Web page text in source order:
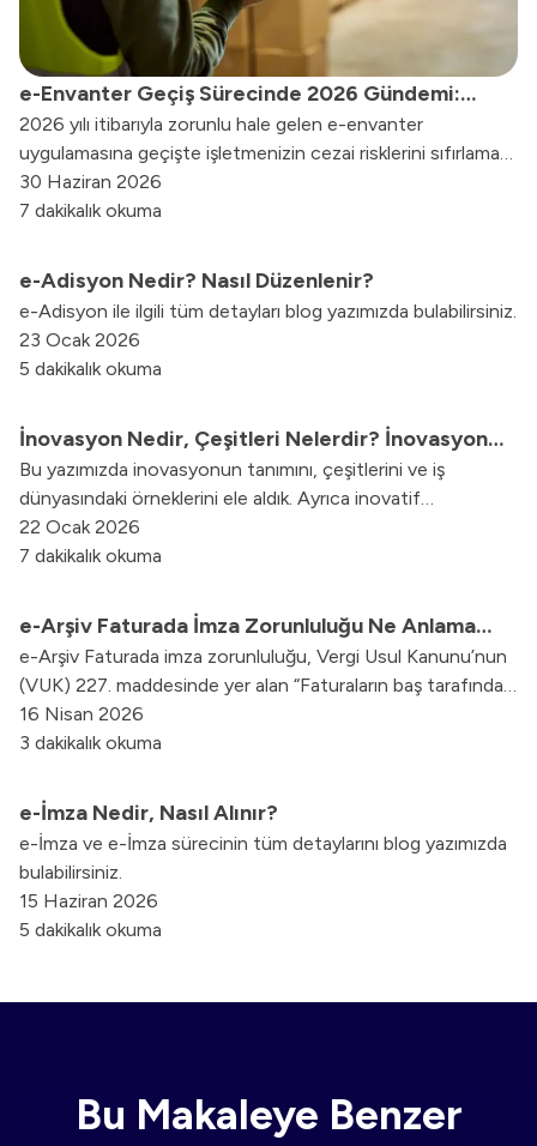
e-Envanter Geçiş Sürecinde 2026 Gündemi:
Kimler Risk Altında, Nereden Başlamalı?
2026 yılı itibarıyla zorunlu hale gelen e-envanter
uygulamasına geçişte işletmenizin cezai risklerini sıfırlamak
ve GİB entegrasyonunu eksiksiz tamamlamak için atmanız
gereken stratejik adımları inceleyin.
30 Haziran 2026
7 dakikalık okuma
e-Adisyon Nedir? Nasıl Düzenlenir?
e-Adisyon ile ilgili tüm detayları blog yazımızda bulabilirsiniz.
23 Ocak 2026
5 dakikalık okuma
İnovasyon Nedir, Çeşitleri Nelerdir? İnovasyon
Örnekleri
Bu yazımızda inovasyonun tanımını, çeşitlerini ve iş
dünyasındaki örneklerini ele aldık. Ayrıca inovatif
yaklaşımların işletmeler için neden önemli olduğunu ve
dijital dönüşüm süreçlerine nasıl katkı sunduğunu paylaştık.
22 Ocak 2026
7 dakikalık okuma
e-Arşiv Faturada İmza Zorunluluğu Ne Anlama
Geliyor?
e-Arşiv Faturada imza zorunluluğu, Vergi Usul Kanunu’nun
(VUK) 227. maddesinde yer alan “Faturaların baş tarafında
iş sahibinin veya namına imzaya mezun olanların imzaları
bulunur.” hükmü ile düzenlenmiştir. Bu hükme göre, e-Arşiv
sahibinin veya onun adına imza atma hakkı bulunanların
imzasına yer verilmesi zorunludur.
16 Nisan 2026
3 dakikalık okuma
e-İmza Nedir, Nasıl Alınır?
e-İmza ve e-İmza sürecinin tüm detaylarını blog yazımızda
bulabilirsiniz.
15 Haziran 2026
5 dakikalık okuma
Bu Makaleye Benzer